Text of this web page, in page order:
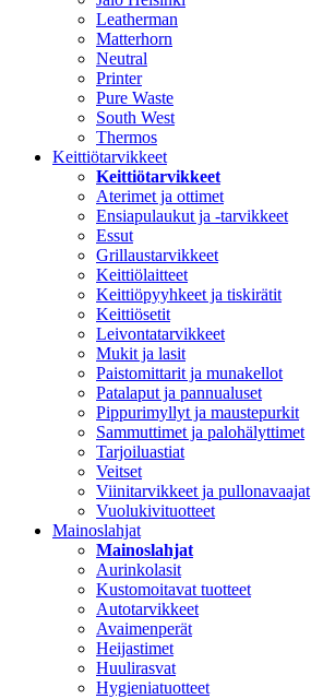
Leatherman
Matterhorn
Neutral
Printer
Pure Waste
South West
Thermos
Keittiötarvikkeet
Keittiötarvikkeet
Aterimet ja ottimet
Ensiapulaukut ja -tarvikkeet
Essut
Grillaustarvikkeet
Keittiölaitteet
Keittiöpyyhkeet ja tiskirätit
Keittiösetit
Leivontatarvikkeet
Mukit ja lasit
Paistomittarit ja munakellot
Patalaput ja pannualuset
Pippurimyllyt ja maustepurkit
Sammuttimet ja palohälyttimet
Tarjoiluastiat
Veitset
Viinitarvikkeet ja pullonavaajat
Vuolukivituotteet
Mainoslahjat
Mainoslahjat
Aurinkolasit
Kustomoitavat tuotteet
Autotarvikkeet
Avaimenperät
Heijastimet
Huulirasvat
Hygieniatuotteet